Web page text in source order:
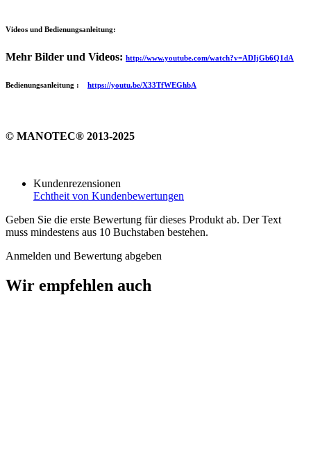
Videos und Bedienungsanleitung:
Mehr Bilder und Videos: http://www.youtube.com/watch?v=ADIjGb6Q1dA
Bedienungsanleitung : https://youtu.be/X33TfWEGhbA
© MANOTEC® 2013-2025
Kundenrezensionen
Echtheit von Kundenbewertungen
Geben Sie die erste Bewertung für dieses Produkt ab. Der Text
muss mindestens aus 10 Buchstaben bestehen.
Anmelden und Bewertung abgeben
Wir empfehlen auch